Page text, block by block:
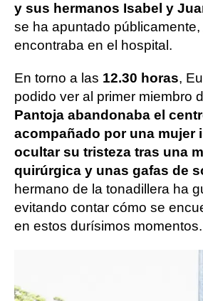
y sus hermanos Isabel y
se ha apuntado
encontraba en el hospital.
En torno a las 12.30 horas,
podido ver al primer miembro
Pantoja abandonaba el
acompañado por una mujer
ocultar su tristeza tras una
quirúrgica y unas gafas de
hermano de la tonadillera ha
evitando contar cómo se
en estos durísimos momentos.